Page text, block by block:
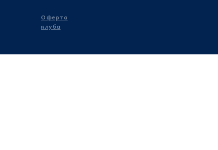
Оферта
клуба